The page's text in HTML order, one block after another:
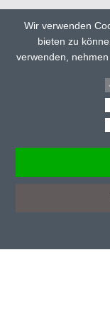
C
CD 150
CD 150 ultra
CD 78
Dämmstoff
HÄNDLERSUCHE
Wir verwenden
bieten zu
verwenden,